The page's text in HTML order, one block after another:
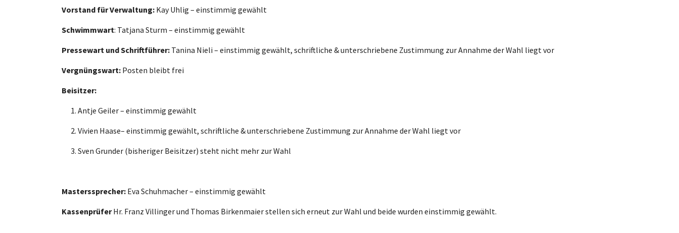
Vorstand für Verwaltung: Kay Uhlig – einstimmig gewählt
Schwimmwart: Tatjana Sturm – einstimmig gewählt
Pressewart und Schriftführer: Tanina Nieli – einstimmig gewählt, schriftliche & unterschriebene Zustimmung zur Annahme der Wahl liegt vor
Vergnüngswart: Posten bleibt frei
Beisitzer:
Antje Geiler – einstimmig gewählt
Vivien Haase– einstimmig gewählt, schriftliche & unterschriebene Zustimmung zur Annahme der Wahl liegt vor
Sven Grunder (bisheriger Beisitzer) steht nicht mehr zur Wahl
Masterssprecher: Eva Schuhmacher – einstimmig gewählt
KassenprüferHr. Franz Villinger und Thomas Birkenmaier stellen sich erneut zur Wahl und beide wurden einstimmig gewählt.